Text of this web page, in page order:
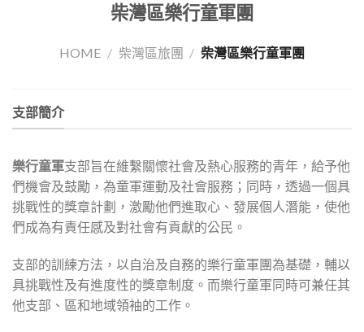
柴灣區樂行童軍團
HOME / 柴灣區旅團 / 柴灣區樂行童軍團
支部簡介
樂行童軍支部旨在維繫關懷社會及熱心服務的青年，給予他
們機會及鼓勵，為童軍運動及社會服務；同時，透過一個具
挑戰性的獎章計劃，激勵他們進取心、發展個人潛能，使他
們成為有責任感及對社會有貢獻的公民。
支部的訓練方法，以自治及自務的樂行童軍團為基礎，輔以
具挑戰性及有進度性的獎章制度。而樂行童軍同時可兼任其
他支部、區和地域領袖的工作。